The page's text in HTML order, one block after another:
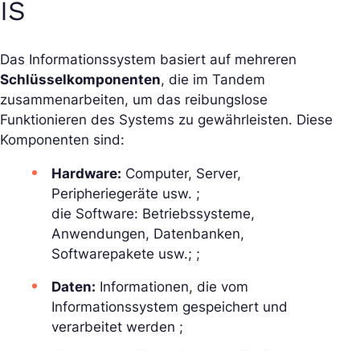
IS
Das Informationssystem basiert auf mehreren
Schlüsselkomponenten, die im Tandem
zusammenarbeiten, um das reibungslose
Funktionieren des Systems zu gewährleisten. Diese
Komponenten sind:
Hardware: Computer, Server,
Peripheriegeräte usw. ;
die Software: Betriebssysteme,
Anwendungen, Datenbanken,
Softwarepakete usw.; ;
Daten: Informationen, die vom
Informationssystem gespeichert und
verarbeitet werden ;